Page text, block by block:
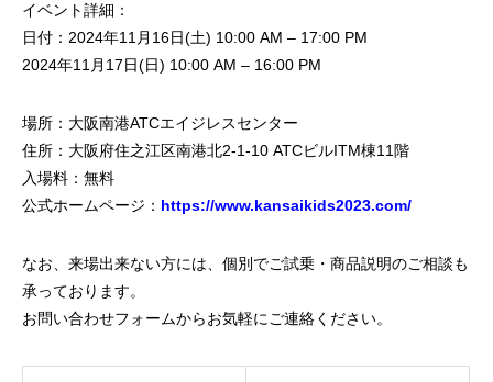
イベント詳細：
日付：2024年11月16日(土) 10:00 AM – 17:00 PM
2024年11月17日(日) 10:00 AM – 16:00 PM
場所：大阪南港ATCエイジレスセンター
住所：大阪府住之江区南港北2-1-10 ATCビルITM棟11階
入場料：無料
公式ホームページ： https://www.kansaikids2023.com/
なお、来場出来ない方には、個別でご試乗・商品説明のご相談も
承っております。
お問い合わせフォームからお気軽にご連絡ください。